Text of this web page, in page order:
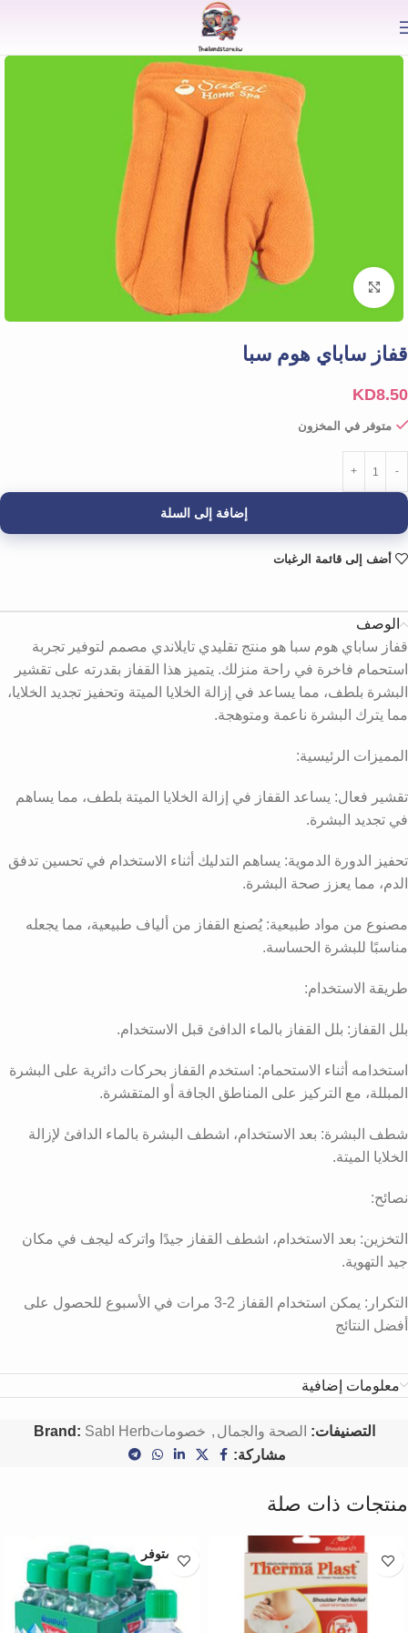
Click to enlarge
قفاز ساباي هوم سبا
KD8.50
متوفر في المخزون
إضافة إلى السلة
أضف إلى قائمة الرغبات
الوصف
قفاز ساباي هوم سبا هو منتج تقليدي تايلاندي مصمم لتوفير تجربة
استحمام فاخرة في راحة منزلك. يتميز هذا القفاز بقدرته على تقشير
البشرة بلطف، مما يساعد في إزالة الخلايا الميتة وتحفيز تجديد الخلايا،
مما يترك البشرة ناعمة ومتوهجة.
المميزات الرئيسية:
تقشير فعال: يساعد القفاز في إزالة الخلايا الميتة بلطف، مما يساهم
في تجديد البشرة.
تحفيز الدورة الدموية: يساهم التدليك أثناء الاستخدام في تحسين تدفق
الدم، مما يعزز صحة البشرة.
مصنوع من مواد طبيعية: يُصنع القفاز من ألياف طبيعية، مما يجعله
مناسبًا للبشرة الحساسة.
طريقة الاستخدام:
بلل القفاز: بلل القفاز بالماء الدافئ قبل الاستخدام.
استخدامه أثناء الاستحمام: استخدم القفاز بحركات دائرية على البشرة
المبللة، مع التركيز على المناطق الجافة أو المتقشرة.
شطف البشرة: بعد الاستخدام، اشطف البشرة بالماء الدافئ لإزالة
الخلايا الميتة.
نصائح:
التخزين: بعد الاستخدام، اشطف القفاز جيدًا واتركه ليجف في مكان
جيد التهوية.
التكرار: يمكن استخدام القفاز 2-3 مرات في الأسبوع للحصول على
أفضل النتائج
معلومات إضافية
التصنيفات: الصحة والجمال , خصومات Brand: SabI Herb
مشاركة:
منتجات ذات صلة
غير متوفر